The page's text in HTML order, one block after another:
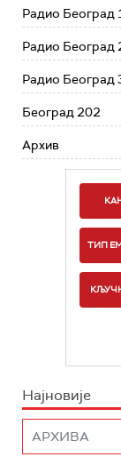
Радио Београд
Радио Београд
Радио Београд
Београд 202
Архив
ТИП
Најновије